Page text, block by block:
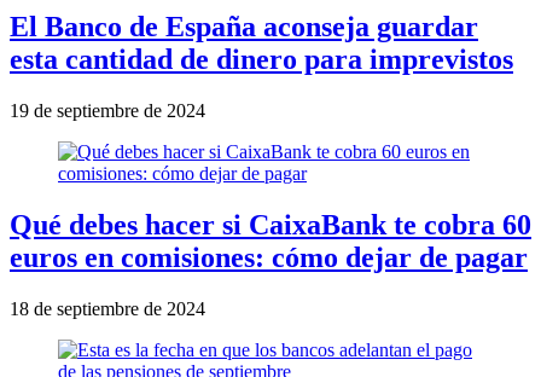
El Banco de España aconseja guardar
esta cantidad de dinero para imprevistos
19 de septiembre de 2024
Qué debes hacer si CaixaBank te cobra 60
euros en comisiones: cómo dejar de pagar
18 de septiembre de 2024